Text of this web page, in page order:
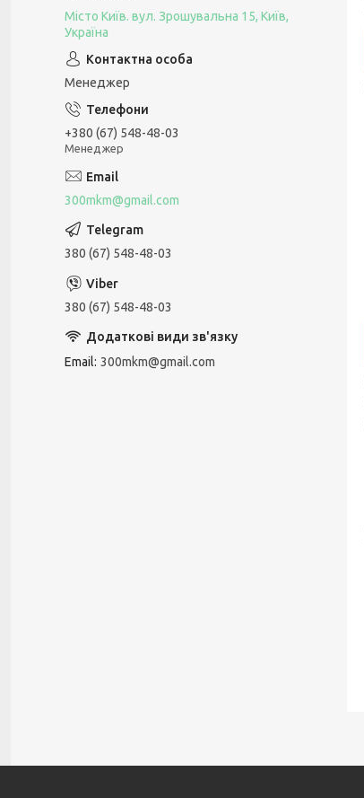
Місто Київ. вул. Зрошувальна 15, Київ,
Україна
Менеджер
+380 (67) 548-48-03
Менеджер
300mkm@gmail.com
380 (67) 548-48-03
380 (67) 548-48-03
Email 300mkm@gmail.com